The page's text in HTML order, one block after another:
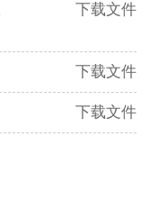
下载文件
下载文件
下载文件